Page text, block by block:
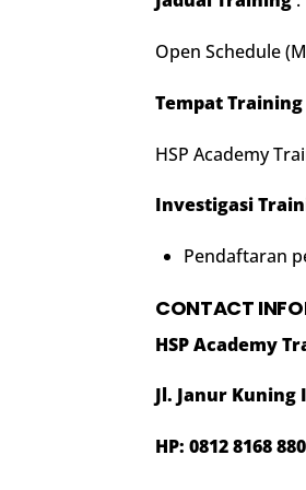
Open Schedule
Tempat Training
HSP Academy
Investigasi
Pendaftaran
CONTACT
HSP Academy
Jl. Janur Kuning
HP: 0812 8168